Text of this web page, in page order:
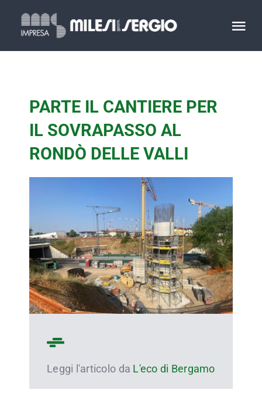
IL GRUPPO
LAVORI
CONTATTACI
PARTE IL CANTIERE PER
IL SOVRAPASSO AL
RONDÒ DELLE VALLI
Leggi l'articolo da L'eco di Bergamo